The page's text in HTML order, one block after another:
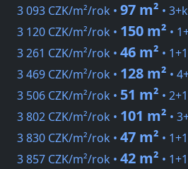
3 093 CZK/m²/rok • 97 m² •
3 120 CZK/m²/rok • 150 m² •
3 261 CZK/m²/rok • 46 m² •
3 469 CZK/m²/rok • 128 m² •
3 506 CZK/m²/rok • 51 m² •
3 802 CZK/m²/rok • 101 m² •
3 830 CZK/m²/rok • 47 m² •
3 857 CZK/m²/rok • 42 m² •